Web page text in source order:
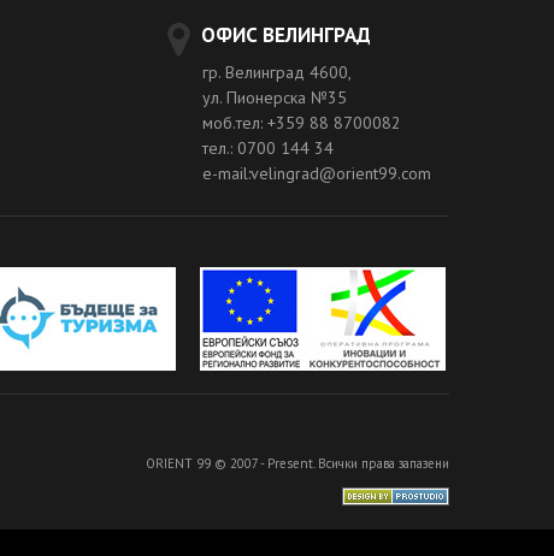
ОФИС ВЕЛИНГРАД
гр. Велинград 4600,
ул. Пионерска №35
моб.тел: +359 88 8700082
тел.: 0700 144 34
e-mail:velingrad@orient99.com
ORIENT 99 © 2007 - Present. Всички права запазени